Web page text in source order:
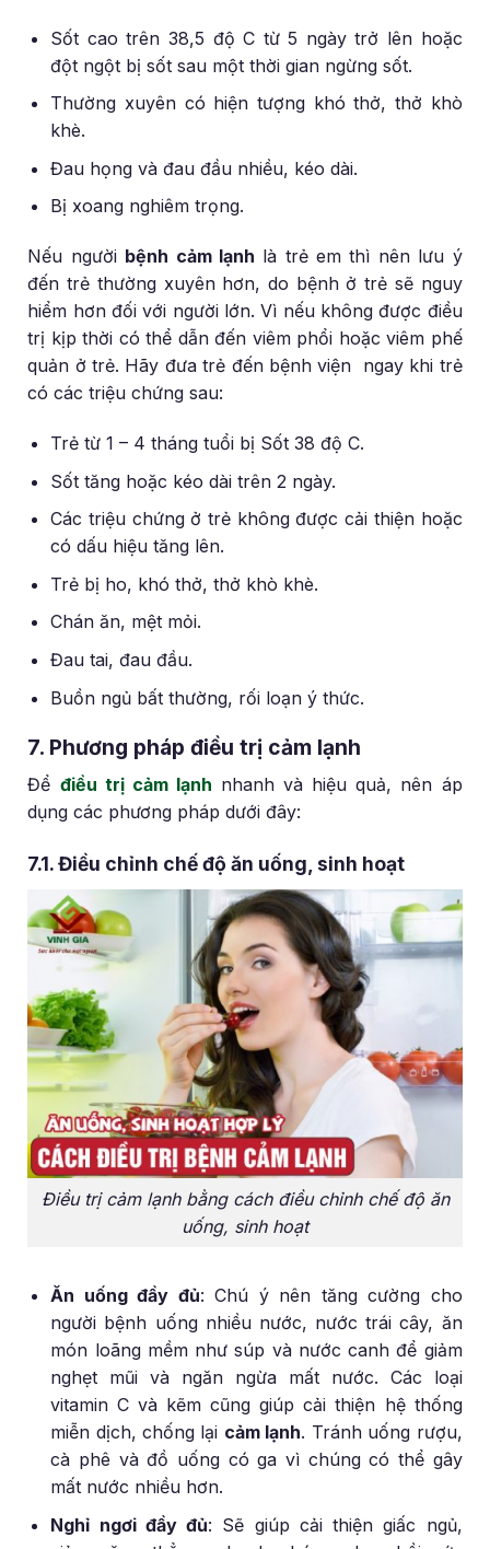
Sốt cao trên 38,5 độ C từ 5 ngày trở lên hoặc
đột ngột bị sốt sau một thời gian ngừng sốt.
Thường xuyên có hiện tượng khó thở, thở khò
khè.
Đau họng và đau đầu nhiều, kéo dài.
Bị xoang nghiêm trọng.
Nếu người bệnh cảm lạnh là trẻ em thì nên lưu ý
đến trẻ thường xuyên hơn, do bệnh ở trẻ sẽ nguy
hiểm hơn đối với người lớn. Vì nếu không được điều
trị kịp thời có thể dẫn đến viêm phổi hoặc viêm phế
quản ở trẻ. Hãy đưa trẻ đến bệnh viện ngay khi trẻ
có các triệu chứng sau:
Trẻ từ 1 – 4 tháng tuổi bị Sốt 38 độ C.
Sốt tăng hoặc kéo dài trên 2 ngày.
Các triệu chứng ở trẻ không được cải thiện hoặc
có dấu hiệu tăng lên.
Trẻ bị ho, khó thở, thở khò khè.
Chán ăn, mệt mỏi.
Đau tai, đau đầu.
Buồn ngủ bất thường, rối loạn ý thức.
7. Phương pháp điều trị cảm lạnh
Để điều trị cảm lạnh nhanh và hiệu quả, nên áp
dụng các phương pháp dưới đây:
7.1. Điều chỉnh chế độ ăn uống, sinh hoạt
Điều trị cảm lạnh bằng cách điều chỉnh chế độ ăn
uống, sinh hoạt
Ăn uống đầy đủ: Chú ý nên tăng cường cho
người bệnh uống nhiều nước, nước trái cây, ăn
món loãng mềm như súp và nước canh để giảm
nghẹt mũi và ngăn ngừa mất nước. Các loại
vitamin C và kẽm cũng giúp cải thiện hệ thống
miễn dịch, chống lại cảm lạnh. Tránh uống rượu,
cà phê và đồ uống có ga vì chúng có thể gây
mất nước nhiều hơn.
Nghỉ ngơi đầy đủ: Sẽ giúp cải thiện giấc ngủ,